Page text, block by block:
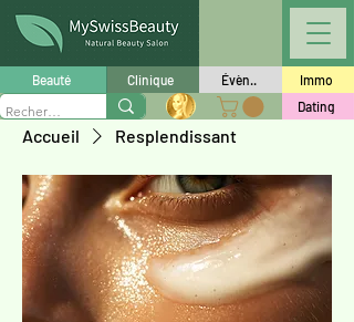
Beauté Clinique Évèn..
Immo
Dating
Accueil Resplendissant